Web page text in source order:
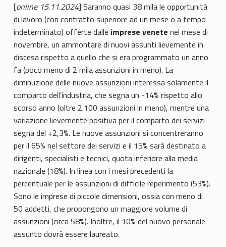
[online 15.11.2024] Saranno quasi 38 mila le opportunità
di lavoro (con contratto superiore ad un mese o a tempo
indeterminato) offerte dalle imprese venete nel mese di
novembre, un ammontare di nuovi assunti lievemente in
discesa rispetto a quello che si era programmato un anno
fa (poco meno di 2 mila assunzioni in meno). La
diminuzione delle nuove assunzioni interessa solamente il
comparto dell’industria, che segna un -14% rispetto allo
scorso anno (oltre 2.100 assunzioni in meno), mentre una
variazione lievemente positiva per il comparto dei servizi
segna del +2,3%. Le nuove assunzioni si concentreranno
per il 65% nel settore dei servizi e il 15% sarà destinato a
dirigenti, specialisti e tecnici, quota inferiore alla media
nazionale (18%). In linea con i mesi precedenti la
percentuale per le assunzioni di difficile reperimento (53%).
Sono le imprese di piccole dimensioni, ossia con meno di
50 addetti, che propongono un maggiore volume di
assunzioni (circa 58%). Inoltre, il 10% del nuovo personale
assunto dovrà essere laureato.